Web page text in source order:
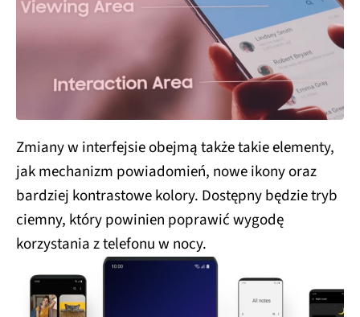
Zmiany w interfejsie obejmą także takie elementy,
jak mechanizm powiadomień, nowe ikony oraz
bardziej kontrastowe kolory. Dostępny będzie tryb
ciemny, który powinien poprawić wygodę
korzystania z telefonu w nocy.